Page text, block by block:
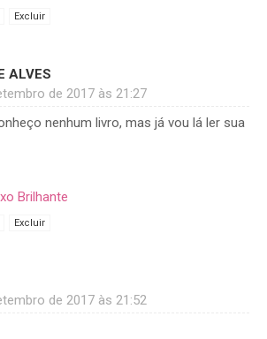
Excluir
ALVES
de 2017 às 21:27
nenhum livro, mas já vou lá ler sua
Brilhante
Excluir
de 2017 às 21:52